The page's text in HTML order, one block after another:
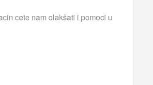
cete nam olakšati i pomoci u